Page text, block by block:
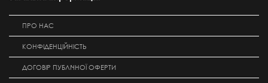
ПРО НАС
КОНФІДЕНЦІЙНІСТЬ
ДОГОВІР ПУБЛІЧНОЇ ОФЕРТИ